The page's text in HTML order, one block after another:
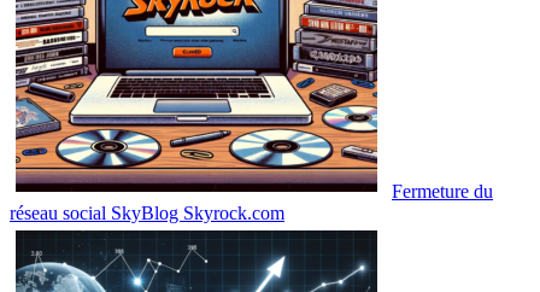
Fermeture du
réseau social SkyBlog Skyrock.com